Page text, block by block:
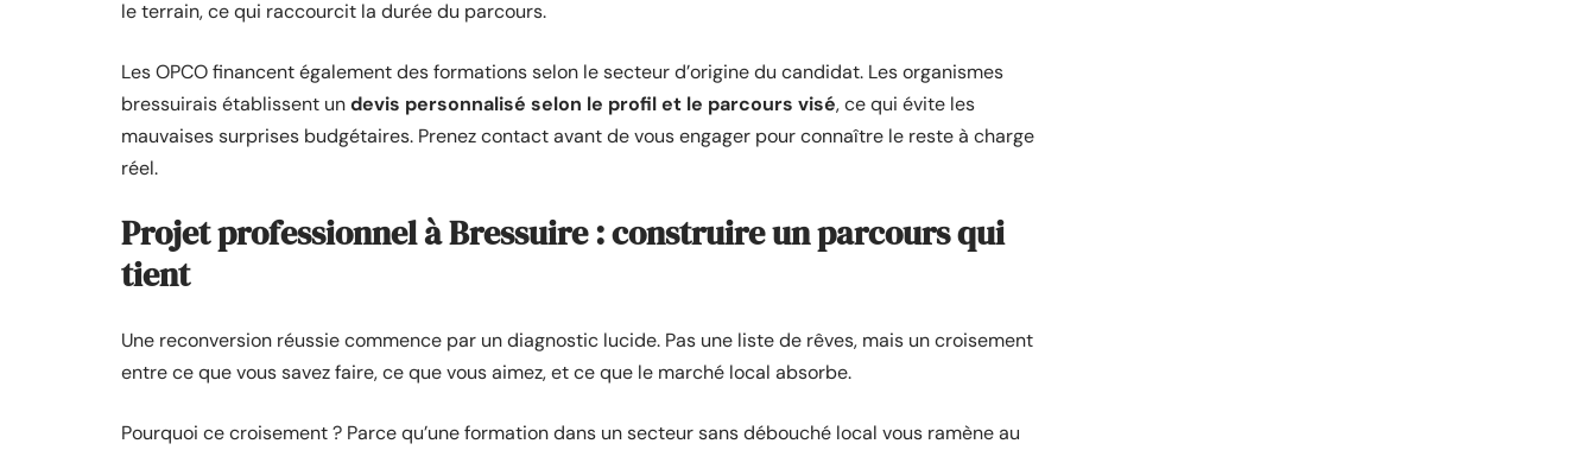
le terrain, ce qui raccourcit la durée du parcours.
Les OPCO financent également des formations selon le secteur d’origine du candidat. Les organismes
bressuirais établissent undevis personnalisé selon le profil et le parcours visé, ce qui évite les
mauvaises surprises budgétaires. Prenez contact avant de vous engager pour connaître le reste à charge
réel.
Projet professionnel à Bressuire : construire un parcours qui
tient
Une reconversion réussie commence par un diagnostic lucide. Pas une liste de rêves, mais un croisement
entre ce que vous savez faire, ce que vous aimez, et ce que le marché local absorbe.
Pourquoi ce croisement ? Parce qu’une formation dans un secteur sans débouché local vous ramène au